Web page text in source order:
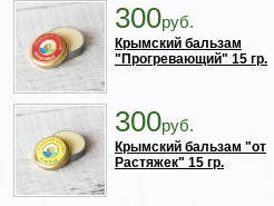
300руб.
Крымский бальзам
"Прогревающий" 15 гр.
300руб.
Крымский бальзам "от
Растяжек" 15 гр.